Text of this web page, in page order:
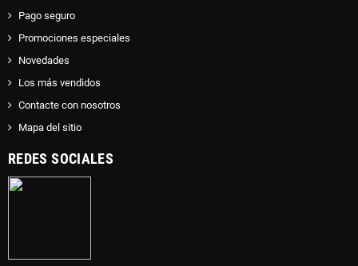
Pago seguro
Promociones especiales
Novedades
Los más vendidos
Contacte con nosotros
Mapa del sitio
REDES SOCIALES